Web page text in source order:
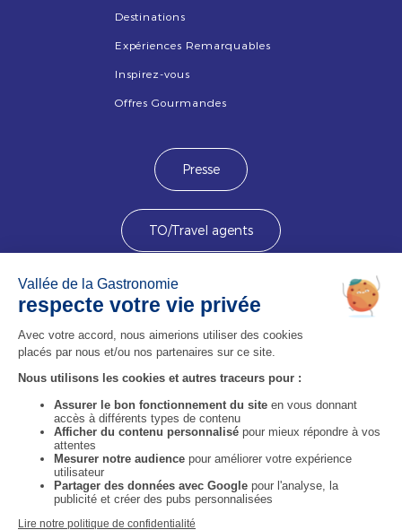
Destinations
Expériences Remarquables
Inspirez-vous
Offres Gourmandes
Presse
TO/Travel agents
Devenez membre
Image
ImageImageImage
Image Image